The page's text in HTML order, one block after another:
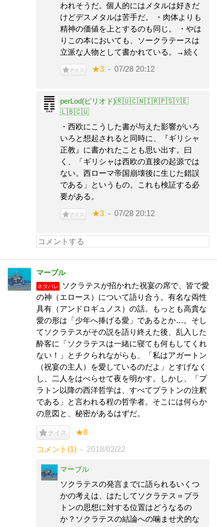
われそうだ。個人的にはメタルは好きだ
けどデスメタルは苦手だ。 ・肉体よりも
精神の価値を上とするのも同じ。 ・やは
りこの本においても、ソークラテースは
立派な人物として書かれている。→続く
ナイス ★3 07/28 20:12
perLod(ピリオド)🇷🇺🇨🇳🇮🇷🇵🇸🇾🇪
🇱🇧🇨🇺
・西欧にこうした書が与えた影響がいろ
いろと想起されると同時に、『ギリシャ
正教』に書かれたことも思い出す。曰
く、「ギリシャは西欧の直接の起源では
ない。西ローマ帝国崩壊後に生じた錯誤
である」というもの。これも検証する必
要がある。
ナイス ★3 07/28 20:12
マーブル
ネタバレ
ソクラテスが招かれた祝宴の席で、皆で愛
の神（エロース）について語り合う。有名な両性
具有（アンドロギュノス）の話。もっとも高貴な
愛の形は「少年へ捧げる愛」であるとか…。そし
てソクラテスがその説を語り終えた後、乱入した
酔客に「ソクラテスは一緒に寝ても何もしてくれ
ない！」とチクられながらも、「私はアガートン
（祝宴の主人）を愛しているのだよ」とすげなく
し、二人をはべらせて夜を明かす。しかし、「プ
ラトン以降の西洋哲学は、すべてプラトンの注釈
である」と言われる程の哲学者。そこには何らか
の意図と、秘密があるはずだ。
ナイス ★8
コメント(1) 2018/02/22
マーブル
ソクラテスの発言までに語られるいくつ
かの考えは、はたしてソクラテス＝プラ
トンの思想に対する位置はどうなるの
か？ソクラテスの結論への噛ませ犬的な